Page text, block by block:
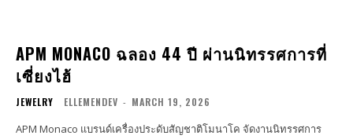
APM MONACO ฉลอง 44 ปี ผ่านนิทรรศการที่
เซี่ยงไฮ้
JEWELRY ELLEMENDEV - MARCH 19, 2026
APM Monaco แบรนด์เครื่องประดับสัญชาติโมนาโค จัดงานนิทรรศการ